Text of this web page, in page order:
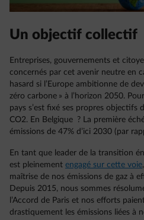
Un objectif collectif
Entreprises, gouvernements et
concernés par cet avenir neutre en
hasard si l’Europe ambitionne de
zéro carbone » à l’horizon 2050.
pays s’est fixé ses propres objectifs
CO2. En Belgique ? La première
émissions de 47% d’ici 2030 (par
En tant que leader de la transition
est pleinement engagé sur cette voie
maîtrise de nos émissions de gaz à
Depuis 2015, nous sommes
l’Accord de Paris et nos efforts
drastiquement les émissions liées à